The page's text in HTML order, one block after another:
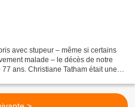
avec stupeur – même si certains
malade – le décès de notre
ans. Christiane Tatham était une